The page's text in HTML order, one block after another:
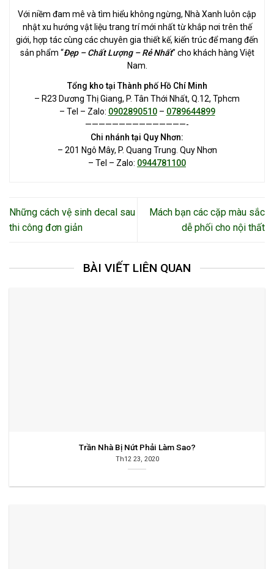
Với niềm đam mê và tìm hiểu không ngừng, Nhà Xanh luôn cập
nhật xu hướng vật liệu trang trí mới nhất từ khắp nơi trên thế
giới, hợp tác cùng các chuyên gia thiết kế, kiến trúc để mang đến
sản phẩm “Đẹp – Chất Lượng – Rẻ Nhất” cho khách hàng Việt
Nam.
Tổng kho tại Thành phố Hồ Chí Minh
– R23 Dương Thị Giang, P. Tân Thới Nhất, Q.12, Tphcm
– Tel – Zalo: 0902890510– 0789644899
———————————————-
Chi nhánh tại Quy Nhơn:
– 201 Ngô Mây, P. Quang Trung. Quy Nhơn
– Tel – Zalo: 0944781100
Những cách vệ sinh decal sau
thi công đơn giản
Mách bạn các cặp màu sắc
dễ phối cho nội thất
BÀI VIẾT LIÊN QUAN
Trần Nhà Bị Nứt Phải Làm Sao?
Th12 23, 2020